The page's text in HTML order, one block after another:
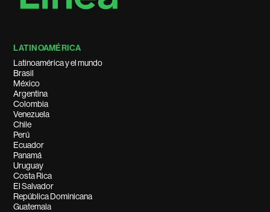
LATINOAMÉRICA
Latinoamérica y el mundo
Brasil
México
Argentina
Colombia
Venezuela
Chile
Perú
Ecuador
Panamá
Uruguay
Costa Rica
El Salvador
República Dominicana
Guatemala